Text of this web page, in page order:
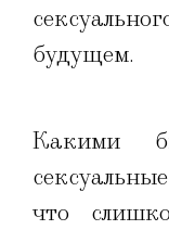
будущем.
Какими
что